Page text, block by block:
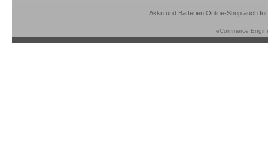
Akku und Batterien Online-Shop auch
eCommerce